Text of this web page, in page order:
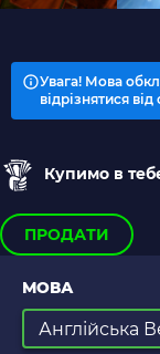
Увага! Мова
відрізнятися
Купимо в
ПРОДАТИ
МОВА
Англійська